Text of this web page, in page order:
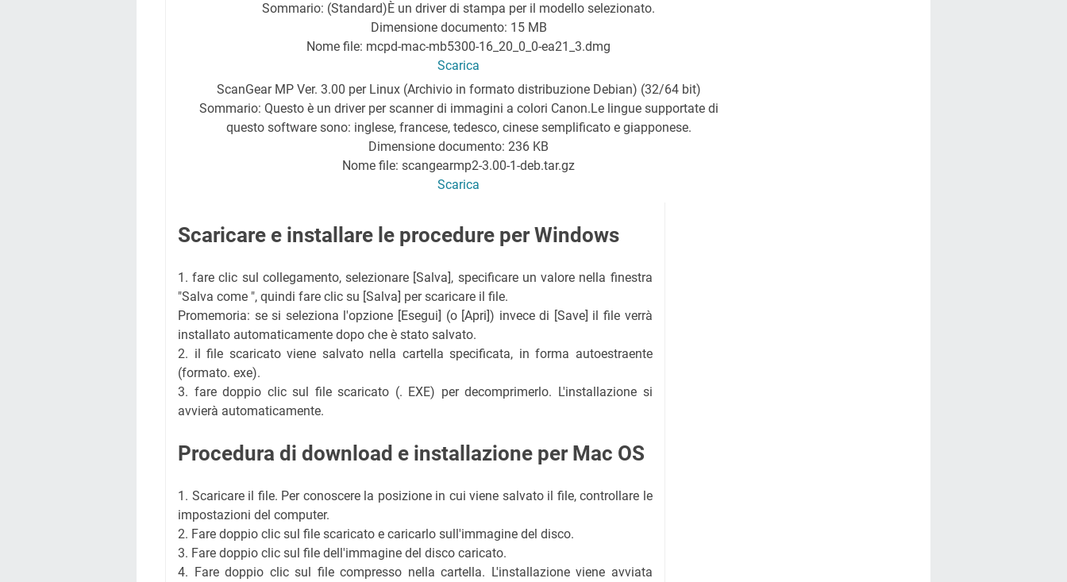
Sommario: (Standard)È un driver di stampa per il modello selezionato.
Dimensione documento: 15 MB
Nome file: mcpd-mac-mb5300-16_20_0_0-ea21_3.dmg
Scarica
ScanGear MP Ver. 3.00 per Linux (Archivio in formato distribuzione Debian) (32/64 bit)
Sommario: Questo è un driver per scanner di immagini a colori Canon.Le lingue supportate di
questo software sono: inglese, francese, tedesco, cinese semplificato e giapponese.
Dimensione documento: 236 KB
Nome file: scangearmp2-3.00-1-deb.tar.gz
Scarica
Scaricare e installare le procedure per Windows
1. fare clic sul collegamento, selezionare [Salva], specificare un valore nella finestra
"Salva come ", quindi fare clic su [Salva] per scaricare il file.
Promemoria: se si seleziona l'opzione [Esegui] (o [Apri]) invece di [Save] il file verrà
installato automaticamente dopo che è stato salvato.
2. il file scaricato viene salvato nella cartella specificata, in forma autoestraente
(formato. exe).
3. fare doppio clic sul file scaricato (. EXE) per decomprimerlo. L'installazione si
avvierà automaticamente.
Procedura di download e installazione per Mac OS
1. Scaricare il file. Per conoscere la posizione in cui viene salvato il file, controllare le
impostazioni del computer.
2. Fare doppio clic sul file scaricato e caricarlo sull'immagine del disco.
3. Fare doppio clic sul file dell'immagine del disco caricato.
4. Fare doppio clic sul file compresso nella cartella. L'installazione viene avviata